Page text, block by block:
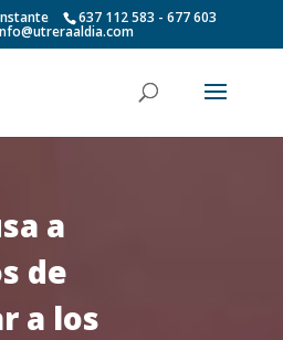
637 112 583 - 677 603
a
de
a los